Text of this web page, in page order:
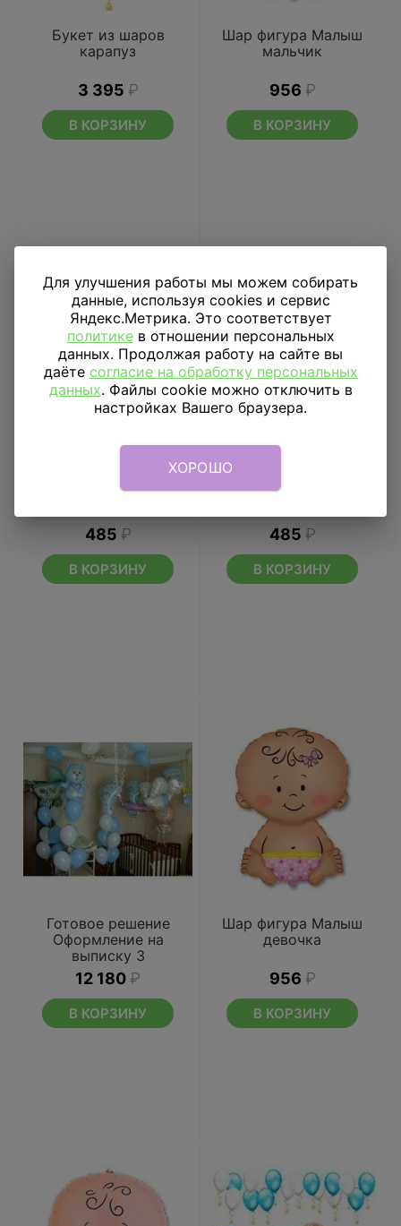
Букет из шаров
карапуз
3 395 ₽
В КОРЗИНУ
Шар фигура Малыш
мальчик
956 ₽
В КОРЗИНУ
485 ₽
В КОРЗИНУ
девочка
485 ₽
В КОРЗИНУ
Готовое решение
Оформление на
выписку 3
12 180 ₽
В КОРЗИНУ
Шар фигура Малыш
девочка
956 ₽
В КОРЗИНУ
Для улучшения работы мы можем собирать
данные, используя cookies и сервис
Яндекс.Метрика. Это соответствует
политикев отношении персональных
данных. Продолжая работу на сайте вы
даёте согласие на обработку персональных
данных. Файлы cookie можно отключить в
настройках Вашего браузера.
ХОРОШО